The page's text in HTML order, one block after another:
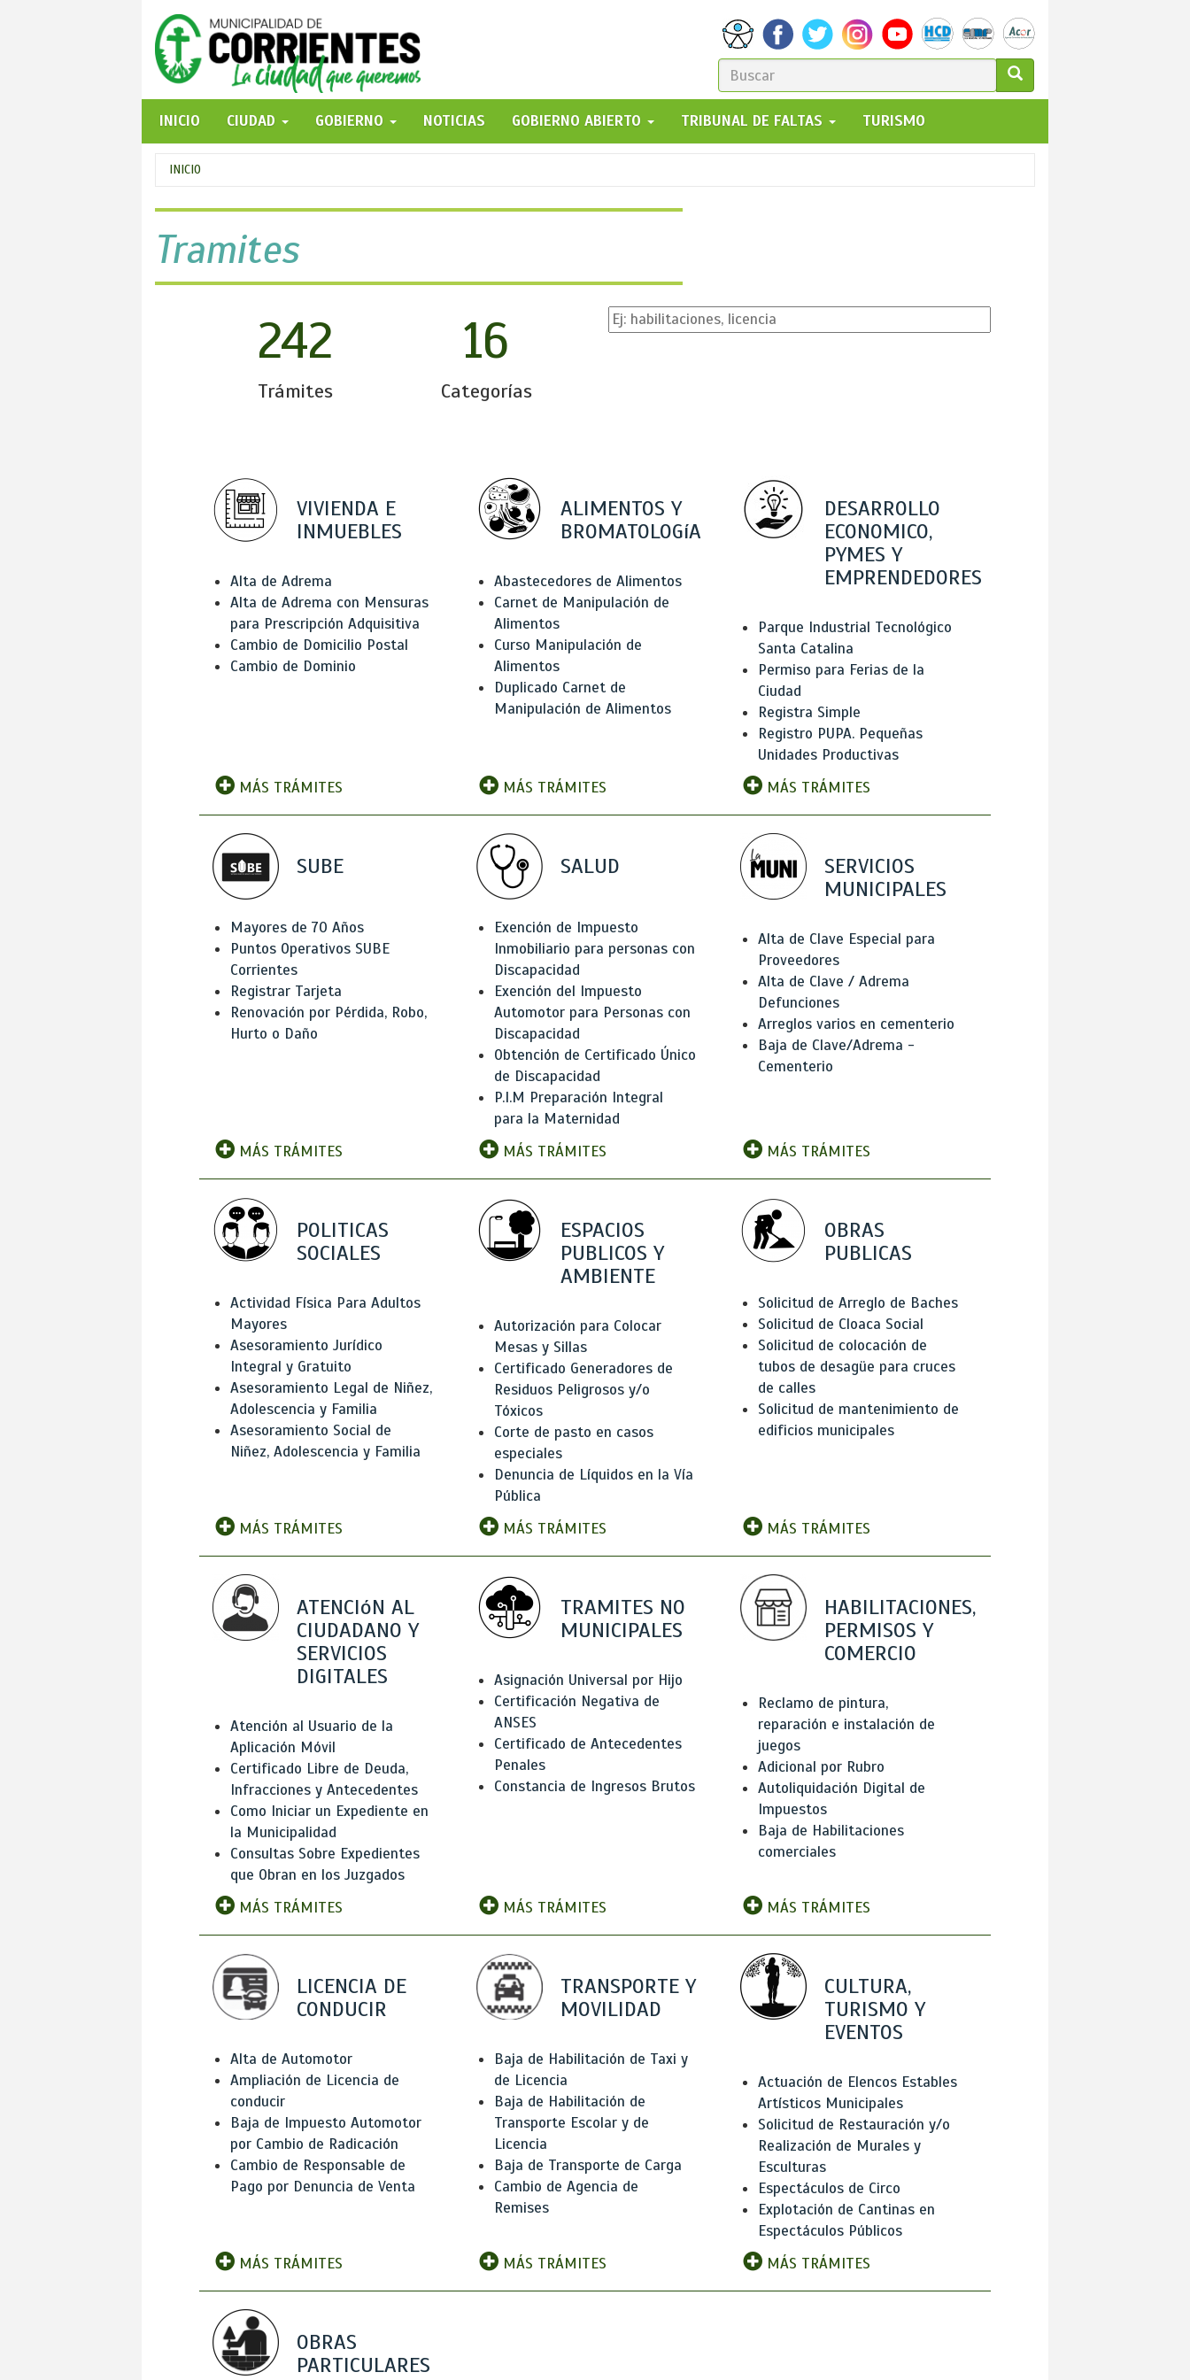
FORMULARIO
DE
BÚSQUEDA
GO!
INICIO
CIUDAD GOBIERNO NOTICIAS GOBIERNO ABIERTO TRIBUNAL DE FALTAS TURISMO
Se
encuentra
usted
aquí
INICIO
Tramites
242
Trámites
16
Categorías
VIVIENDA E
INMUEBLES
Alta de Adrema
Alta de Adrema con Mensuras
para Prescripción Adquisitiva
Cambio de Domicilio Postal
Cambio de Dominio
MÁS TRÁMITES
ALIMENTOS Y
BROMATOLOGíA
Abastecedores de Alimentos
Carnet de Manipulación de
Alimentos
Curso Manipulación de
Alimentos
Duplicado Carnet de
Manipulación de Alimentos
MÁS TRÁMITES
DESARROLLO
ECONOMICO,
PYMES Y
EMPRENDEDORES
Parque Industrial Tecnológico
Santa Catalina
Permiso para Ferias de la
Ciudad
Registra Simple
Registro PUPA. Pequeñas
Unidades Productivas
MÁS TRÁMITES
SUBE
Mayores de 70 Años
Puntos Operativos SUBE
Corrientes
Registrar Tarjeta
Renovación por Pérdida, Robo,
Hurto o Daño
MÁS TRÁMITES
SALUD
Exención de Impuesto
Inmobiliario para personas con
Discapacidad
Exención del Impuesto
Automotor para Personas con
Discapacidad
Obtención de Certificado Único
de Discapacidad
P.I.M Preparación Integral
para la Maternidad
MÁS TRÁMITES
SERVICIOS
MUNICIPALES
Alta de Clave Especial para
Proveedores
Alta de Clave / Adrema
Defunciones
Arreglos varios en cementerio
Baja de Clave/Adrema -
Cementerio
MÁS TRÁMITES
POLITICAS
SOCIALES
Actividad Física Para Adultos
Mayores
Asesoramiento Jurídico
Integral y Gratuito
Asesoramiento Legal de Niñez,
Adolescencia y Familia
Asesoramiento Social de
Niñez, Adolescencia y Familia
MÁS TRÁMITES
ESPACIOS
PUBLICOS Y
AMBIENTE
Autorización para Colocar
Mesas y Sillas
Certificado Generadores de
Residuos Peligrosos y/o
Tóxicos
Corte de pasto en casos
especiales
Denuncia de Líquidos en la Vía
Pública
MÁS TRÁMITES
OBRAS
PUBLICAS
Solicitud de Arreglo de Baches
Solicitud de Cloaca Social
Solicitud de colocación de
tubos de desagüe para cruces
de calles
Solicitud de mantenimiento de
edificios municipales
MÁS TRÁMITES
ATENCIóN AL
CIUDADANO Y
SERVICIOS
DIGITALES
Atención al Usuario de la
Aplicación Móvil
Certificado Libre de Deuda,
Infracciones y Antecedentes
Como Iniciar un Expediente en
la Municipalidad
Consultas Sobre Expedientes
que Obran en los Juzgados
MÁS TRÁMITES
TRAMITES NO
MUNICIPALES
Asignación Universal por Hijo
Certificación Negativa de
ANSES
Certificado de Antecedentes
Penales
Constancia de Ingresos Brutos
MÁS TRÁMITES
HABILITACIONES,
PERMISOS Y
COMERCIO
Reclamo de pintura,
reparación e instalación de
juegos
Adicional por Rubro
Autoliquidación Digital de
Impuestos
Baja de Habilitaciones
comerciales
MÁS TRÁMITES
LICENCIA DE
CONDUCIR
Alta de Automotor
Ampliación de Licencia de
conducir
Baja de Impuesto Automotor
por Cambio de Radicación
Cambio de Responsable de
Pago por Denuncia de Venta
MÁS TRÁMITES
TRANSPORTE Y
MOVILIDAD
Baja de Habilitación de Taxi y
de Licencia
Baja de Habilitación de
Transporte Escolar y de
Licencia
Baja de Transporte de Carga
Cambio de Agencia de
Remises
MÁS TRÁMITES
CULTURA,
TURISMO Y
EVENTOS
Actuación de Elencos Estables
Artísticos Municipales
Solicitud de Restauración y/o
Realización de Murales y
Esculturas
Espectáculos de Circo
Explotación de Cantinas en
Espectáculos Públicos
MÁS TRÁMITES
OBRAS
PARTICULARES